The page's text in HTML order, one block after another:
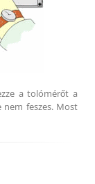
a tolómérőt a
nem feszes. Most